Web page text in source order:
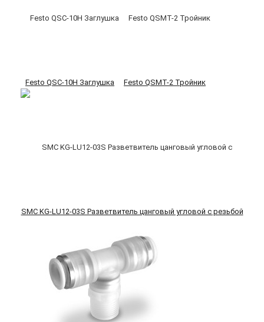
Festo QSC-10H Заглушка Festo QSMT-2 Тройник
SMC KG-LU12-03S Разветвитель цанговый угловой с резьбой